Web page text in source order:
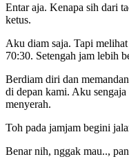
Entar aja. Kenapa sih dari
ketus.
Aku diam saja. Tapi
70:30. Setengah jam lebih
Berdiam diri dan
di depan kami. Aku
menyerah.
Toh pada jamjam begini
Benar nih, nggak mau..,